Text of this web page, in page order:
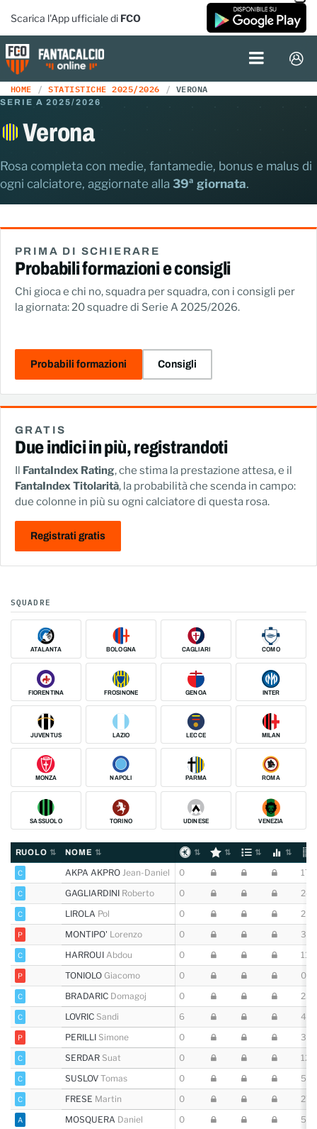
Scarica l'App ufficiale di FCO
HOME STATISTICHE 2025/2026 VERONA
SERIE A 2025/2026
Verona
Rosa completa con medie, fantamedie, bonus e malus di
ogni calciatore, aggiornate alla 39ª giornata.
PRIMA DI SCHIERARE
Probabili formazioni e consigli
Chi gioca e chi no, squadra per squadra, con i consigli per
la giornata: 20 squadre di Serie A 2025/2026.
Probabili formazioni Consigli
GRATIS
Due indici in più, registrandoti
Il FantaIndex Rating, che stima la prestazione attesa, e il
FantaIndex Titolarità, la probabilità che scenda in campo:
due colonne in più su ogni calciatore di questa rosa.
Registrati gratis
SQUADRE
ATALANTA BOLOGNA CAGLIARI COMO
FIORENTINA FROSINONE GENOA INTER
JUVENTUS LAZIO LECCE MILAN
MONZA NAPOLI PARMA ROMA
SASSUOLO TORINO UDINESE VENEZIA
RUOLO NOME
C AKPA AKPROJean-Daniel 0 17
C GAGLIARDINI Roberto 0 24
C LIROLA Pol 0 2
P MONTIPO' Lorenzo 0 35
C HARROUIAbdou 0 11
P TONIOLO Giacomo 0 0
C BRADARIC Domagoj 0 23
C LOVRIC Sandi 6 4
P PERILLI Simone 0 3
C SERDAR Suat 0 12
C SUSLOVTomas 0 5
C FRESE Martin 0 27
A MOSQUERA Daniel 0 5